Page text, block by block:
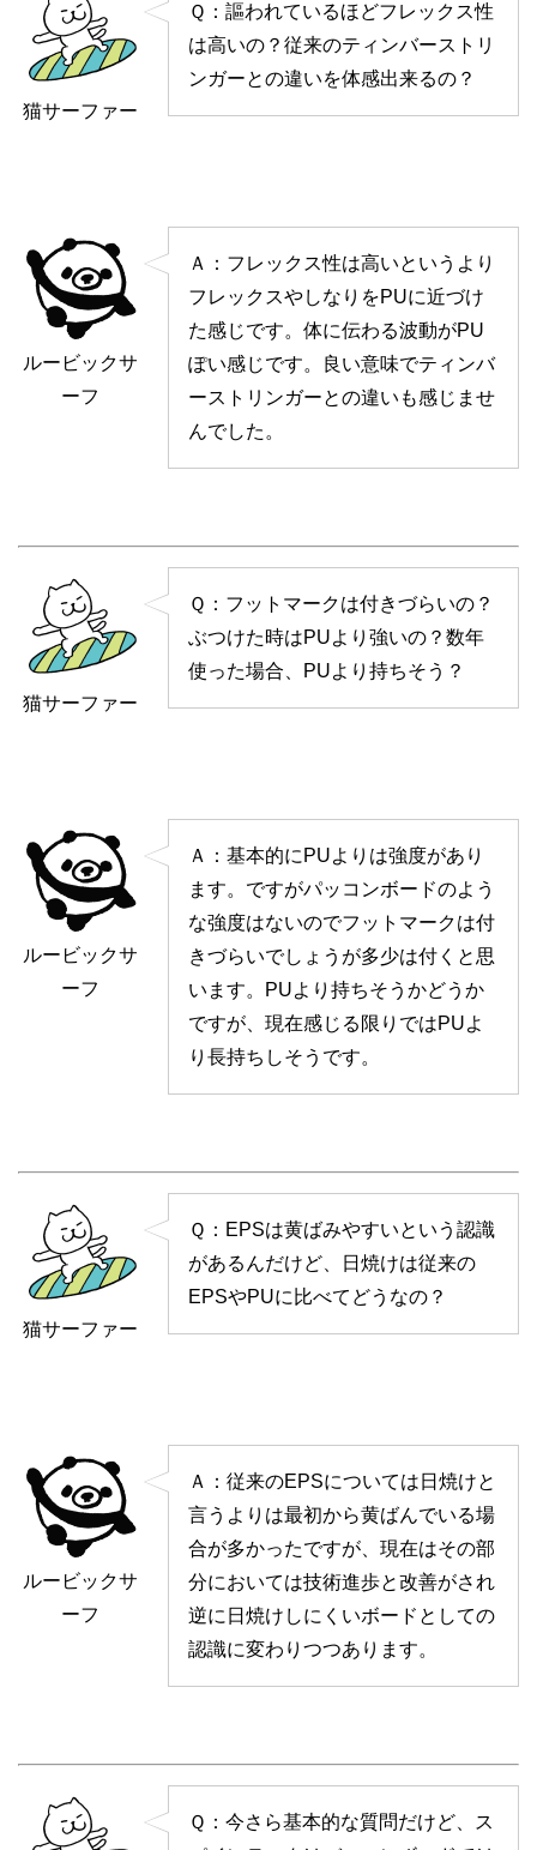
猫サーファー
Ｑ：謳われているほどフレックス性
は高いの？従来のティンバーストリ
ンガーとの違いを体感出来るの？
ルービックサ
ーフ
Ａ：フレックス性は高いというより
フレックスやしなりをPUに近づけ
た感じです。体に伝わる波動がPU
ぽい感じです。良い意味でティンバ
ーストリンガーとの違いも感じませ
んでした。
猫サーファー
Ｑ：フットマークは付きづらいの？
ぶつけた時はPUより強いの？数年
使った場合、PUより持ちそう？
ルービックサ
ーフ
Ａ：基本的にPUよりは強度があり
ます。ですがパッコンボードのよう
な強度はないのでフットマークは付
きづらいでしょうが多少は付くと思
います。PUより持ちそうかどうか
ですが、現在感じる限りではPUよ
り長持ちしそうです。
猫サーファー
Ｑ：EPSは黄ばみやすいという認識
があるんだけど、日焼けは従来の
EPSやPUに比べてどうなの？
ルービックサ
ーフ
Ａ：従来のEPSについては日焼けと
言うよりは最初から黄ばんでいる場
合が多かったですが、現在はその部
分においては技術進歩と改善がされ
逆に日焼けしにくいボードとしての
認識に変わりつつあります。
Ｑ：今さら基本的な質問だけど、ス